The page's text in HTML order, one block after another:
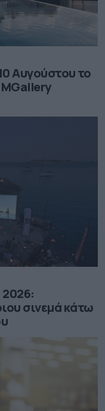
Αυγούστου το
σινεμά κάτω